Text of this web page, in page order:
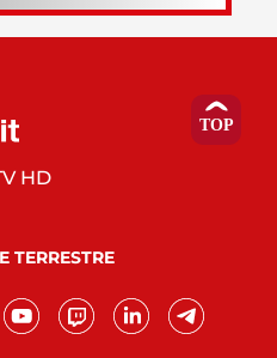
HD
TERRESTRE